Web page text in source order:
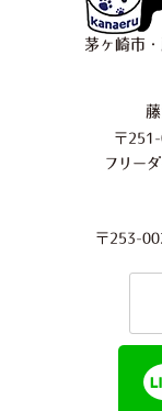
茅ヶ崎市
〒
フリー
〒253-